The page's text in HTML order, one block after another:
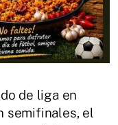
de liga en
semifinales, el